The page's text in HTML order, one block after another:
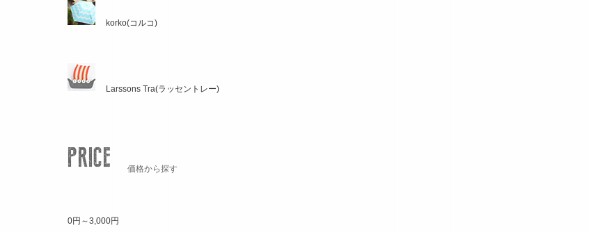
korko(コルコ)
Larssons Tra(ラッセントレー)
価格から探す
0円～3,000円